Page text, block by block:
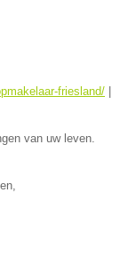
friesland/
van uw leven.